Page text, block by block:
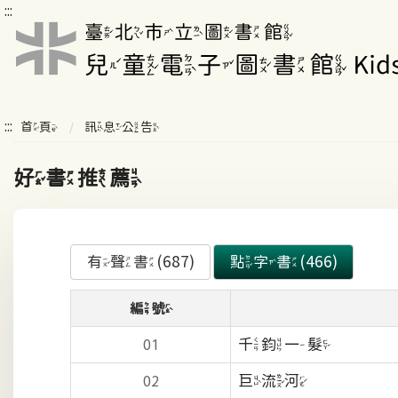
:::
::: 首頁 訊息公告
好書推薦
有聲書(687) 點字書(466)
編號
01 千鈞一髮
02 巨流河